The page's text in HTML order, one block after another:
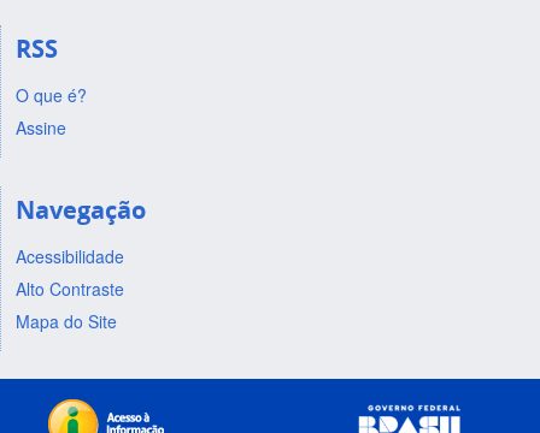
RSS
O que é?
Assine
Navegação
Acessibilidade
Alto Contraste
Mapa do Site